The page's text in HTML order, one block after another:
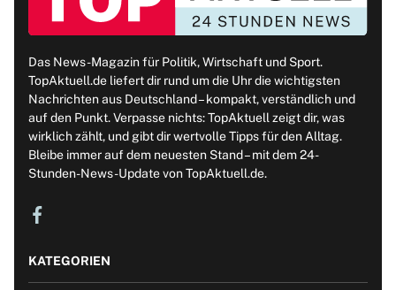
Das News-Magazin für Politik, Wirtschaft und Sport.
TopAktuell.de liefert dir rund um die Uhr die wichtigsten
Nachrichten aus Deutschland – kompakt, verständlich und
auf den Punkt. Verpasse nichts: TopAktuell zeigt dir, was
wirklich zählt, und gibt dir wertvolle Tipps für den Alltag.
Bleibe immer auf dem neuesten Stand – mit dem 24-
Stunden-News-Update von TopAktuell.de.
KATEGORIEN